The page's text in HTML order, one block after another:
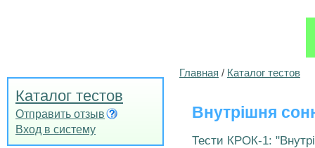
Каталог тестов
Отправить отзыв
Вход в систему
Главная / Каталог тестов
Внутрішня
Тести КРОК-1: